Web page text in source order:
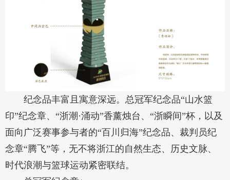
纪念品丰富且寓意深远。总冠军纪念品“山水篮
印”纪念章、“浙潮·涌动”香薰烛台、“浙瞬间”杯，以及
面向广泛赛事参与者的“百川归海”纪念品、裁判员纪
念章“腾飞”等，无不将浙江的自然生态、历史文脉、
时代浪潮与篮球运动紧密联结。